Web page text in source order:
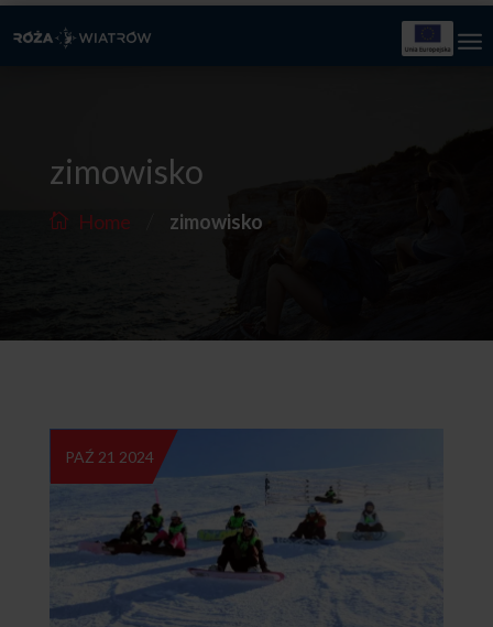
zimowisko
Home zimowisko
PAŹ 21 2024